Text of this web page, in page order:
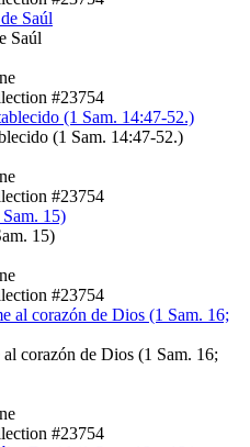
Saúl
Saúl
#23754
(1 Sam. 14:47-52.)
(1 Sam. 14:47-52.)
#23754
15)
15)
#23754
al corazón de Dios (1 Sam. 16;
corazón de Dios (1 Sam. 16;
#23754